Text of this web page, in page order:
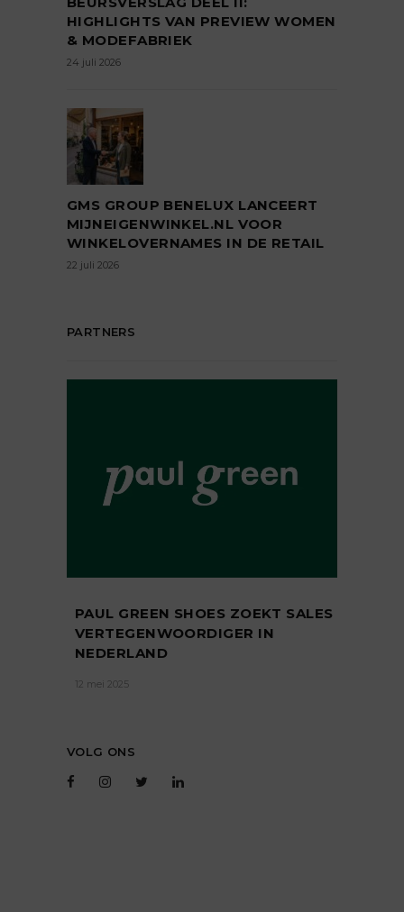
HIGHLIGHTS VAN PREVIEW WOMEN
& MODEFABRIEK
24 juli 2026
GMS GROUP BENELUX LANCEERT
MIJNEIGENWINKEL.NL VOOR
WINKELOVERNAMES IN DE RETAIL
22 juli 2026
PARTNERS
PAUL GREEN SHOES ZOEKT SALES
VERTEGENWOORDIGER IN
NEDERLAND
12 mei 2025
VOLG ONS